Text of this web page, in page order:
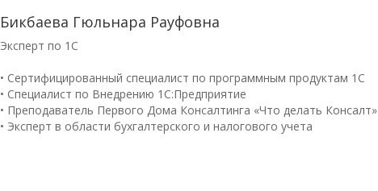
Бикбаева Гюльнара Рауфовна
Эксперт по 1С
• Сертифицированный специалист по программным продуктам 1С
• Специалист по Внедрению 1С:Предприятие
• Преподаватель Первого Дома Консалтинга «Что делать Консалт»
• Эксперт в области бухгалтерского и налогового учета